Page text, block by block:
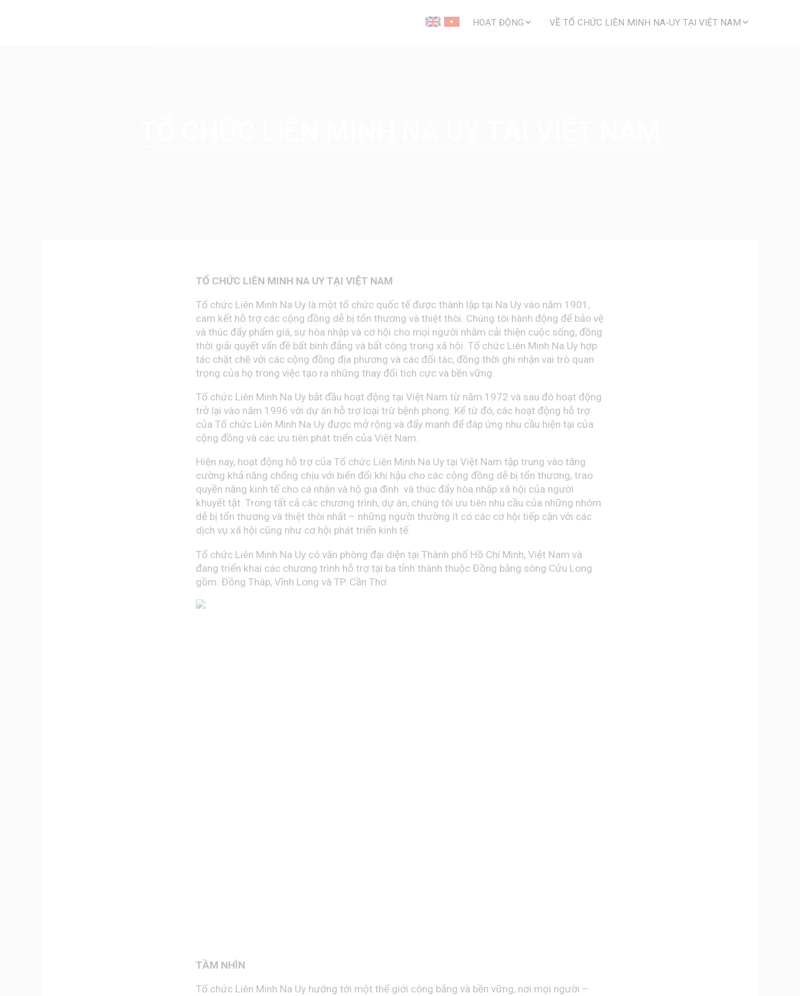
HOẠT ĐỘNG
VỀ TỔ CHỨC LIÊN MINH NA-UY TẠI VIỆT NAM
TỔ CHỨC LIÊN MINH NA UY TẠI VIỆT NAM
Tổ chức Liên Minh Na Uy là một tổ chức quốc tế được thành lập tại Na Uy vào năm 1901,
cam kết hỗ trợ các cộng đồng dễ bị tổn thương và thiệt thòi. Chúng tôi hành động để bảo vệ
và thúc đẩy phẩm giá, sự hòa nhập và cơ hội cho mọi người nhằm cải thiện cuộc sống, đồng
thời giải quyết vấn đề bất bình đẳng và bất công trong xã hội. Tổ chức Liên Minh Na Uy hợp
tác chặt chẽ với các cộng đồng địa phương và các đối tác, đồng thời ghi nhận vai trò quan
trọng của họ trong việc tạo ra những thay đổi tích cực và bền vững.
Tổ chức Liên Minh Na Uy bắt đầu hoạt động tại Việt Nam từ năm 1972 và sau đó hoạt động
trở lại vào năm 1996 với dự án hỗ trợ loại trừ bệnh phong. Kể từ đó, các hoạt động hỗ trợ
của Tổ chức Liên Minh Na Uy được mở rộng và đẩy mạnh để đáp ứng nhu cầu hiện tại của
cộng đồng và các ưu tiên phát triển của Việt Nam.
Hiện nay, hoạt động hỗ trợ của Tổ chức Liên Minh Na Uy tại Việt Nam tập trung vào tăng
cường khả năng chống chịu với biến đổi khí hậu cho các cộng đồng dễ bị tổn thương, trao
quyền năng kinh tế cho cá nhân và hộ gia đình và thúc đẩy hòa nhập xã hội của người
khuyết tật. Trong tất cả các chương trình, dự án, chúng tôi ưu tiên nhu cầu của những nhóm
dễ bị tổn thương và thiệt thòi nhất – những người thường ít có các cơ hội tiếp cận với các
dịch vụ xã hội cũng như cơ hội phát triển kinh tế.
Tổ chức Liên Minh Na Uy có văn phòng đại diện tại Thành phố Hồ Chí Minh, Việt Nam và
đang triển khai các chương trình hỗ trợ tại ba tỉnh thành thuộc Đồng bằng sông Cửu Long
gồm: Đồng Tháp, Vĩnh Long và TP. Cần Thơ.
TẦM NHÌN
Tổ chức Liên Minh Na Uy hướng tới một thế giới công bằng và bền vững, nơi mọi người –